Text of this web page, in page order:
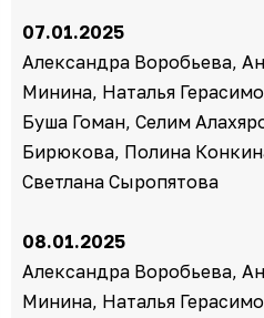
07.01.2025
Александра Воробьева,
Минина, Наталья
Буша Гоман, Селим
Бирюкова, Полина
Светлана Сыропятова
08.01.2025
Александра Воробьева,
Минина, Наталья